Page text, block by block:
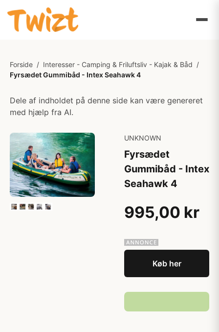
Forside / Interesser - Camping & Friluftsliv - Kajak & Båd /
Fyrsædet Gummibåd - Intex Seahawk 4
Dele af indholdet på denne side kan være genereret
med hjælp fra AI.
UNKNOWN
Fyrsædet
Gummibåd - Intex
Seahawk 4
995,00 kr
Køb her